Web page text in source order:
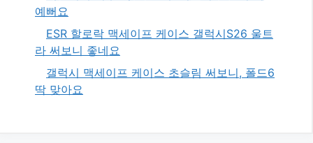
예뻐요
ESR 할로락 맥세이프 케이스 갤럭시S26 울트
라 써보니 좋네요
갤럭시 맥세이프 케이스 초슬림 써보니, 폴드6
딱 맞아요